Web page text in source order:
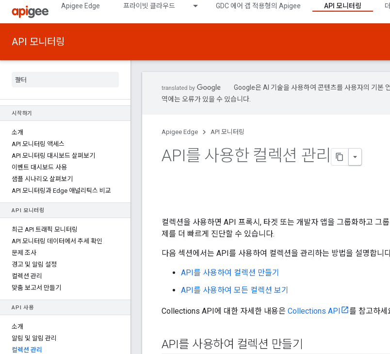
Apigee Edge 프라이빗 클라우드 GDC 에어 갭 적용형의 Apigee API 모니터링
API 모니터링
시작하기
소개
API 모니터링 액세스
API 모니터링 대시보드 살펴보기
이벤트 대시보드 사용
샘플 시나리오 살펴보기
API 모니터링과 Edge 애널리틱스 비교
API 모니터링
최근 API 트래픽 모니터링
API 모니터링 데이터에서 추세 확인
문제 조사
경고 및 알림 설정
컬렉션 관리
맞춤 보고서 만들기
API 사용
소개
알림 및 알림 관리
컬렉션 관리
Google은 AI 기술을 사용하여 콘텐츠를 사용자의 기본
역에는 오류가 있을 수 있습니다.
Apigee Edge API 모니터링
API를 사용한 컬렉션 관리
컬렉션을 사용하면 API 프록시, 타겟 또는 개발자 앱을 그룹화하고 그
제를 더 빠르게 진단할 수 있습니다.
다음 섹션에서는 API를 사용하여 컬렉션을 관리하는 방법을 설명합니
API를 사용하여 컬렉션 만들기
API를 사용하여 모든 컬렉션 보기
Collections API에 대한 자세한 내용은 Collections API 를 참고하세
API를 사용하여 컬렉션 만들기